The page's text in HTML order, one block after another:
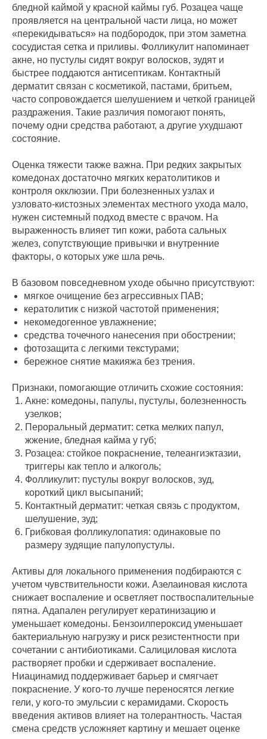
бледной каймой у красной каймы губ. Розацеа чаще
проявляется на центральной части лица, но может
«перекидываться» на подбородок, при этом заметна
сосудистая сетка и приливы. Фолликулит напоминает
акне, но пустулы сидят вокруг волосков, зудят и
быстрее поддаются антисептикам. Контактный
дерматит связан с косметикой, пастами, бритьем,
часто сопровождается шелушением и четкой границей
раздражения. Такие различия помогают понять,
почему одни средства работают, а другие ухудшают
состояние.
Оценка тяжести также важна. При редких закрытых
комедонах достаточно мягких кератолитиκов и
контроля окклюзии. При болезненных узлах и
узловато‑кистозных элементах местного ухода мало,
нужен системный подход вместе с врачом. На
выраженность влияет тип кожи, работа сальных
желез, сопутствующие привычки и внутренние
факторы, о которых уже шла речь.
В базовом повседневном уходе обычно присутствуют:
мягкое очищение без агрессивных ПАВ;
кератолитик с низкой частотой применения;
некомедогенное увлажнение;
средства точечного нанесения при обострении;
фотозащита с легкими текстурами;
бережное снятие макияжа без трения.
Признаки, помогающие отличить схожие состояния:
Акне: комедоны, папулы, пустулы, болезненность
узелков;
Пероральный дерматит: сетка мелких папул,
жжение, бледная кайма у губ;
Розацеа: стойкое покраснение, телеангиэктазии,
триггеры как тепло и алкоголь;
Фолликулит: пустулы вокруг волосков, зуд,
короткий цикл высыпаний;
Контактный дерматит: четкая связь с продуктом,
шелушение, зуд;
Грибковая фолликулопатия: одинаковые по
размеру зудящие папулопустулы.
Активы для локального применения подбираются с
учетом чувствительности кожи. Азелаиновая кислота
снижает воспаление и осветляет поствоспалительные
пятна. Адапален регулирует кератинизацию и
уменьшает комедоны. Бензоилпероксид уменьшает
бактериальную нагрузку и риск резистентности при
сочетании с антибиотиками. Салициловая кислота
растворяет пробки и сдерживает воспаление.
Ниацинамид поддерживает барьер и смягчает
покраснение. У кого-то лучше переносятся легкие
гели, у кого-то эмульсии с керамидами. Скорость
введения активов влияет на толерантность. Частая
смена средств усложняет картину и мешает оценке